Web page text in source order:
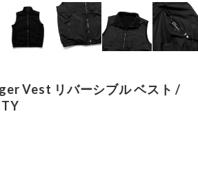
Vest リバーシブル ベスト /